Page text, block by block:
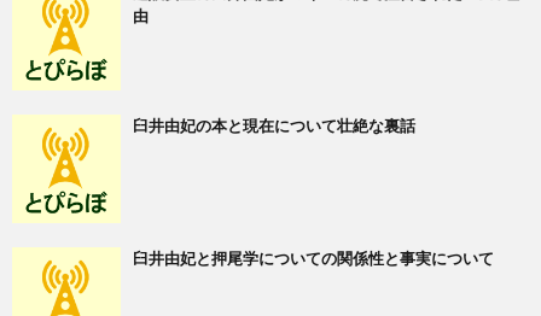
由
臼井由妃の本と現在について壮絶な裏話
臼井由妃と押尾学についての関係性と事実について